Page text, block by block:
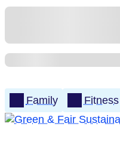
Family Fitness